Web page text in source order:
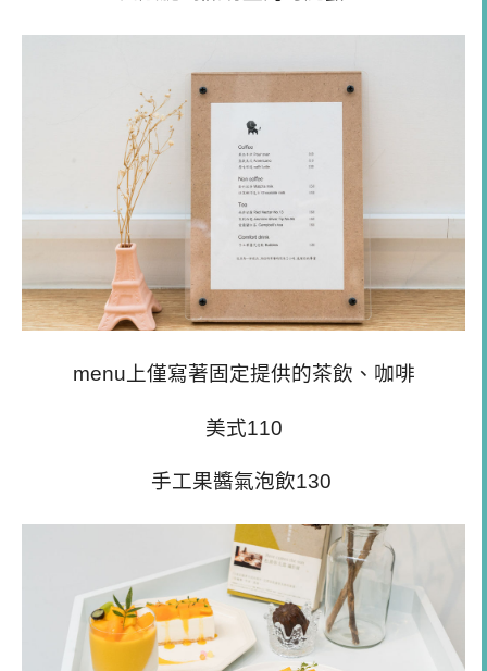
menu上僅寫著固定提供的茶飲、咖啡
美式110
手工果醬氣泡飲130